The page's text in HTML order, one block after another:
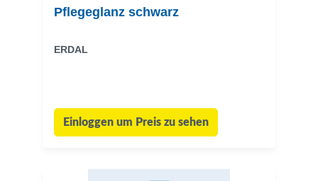
Pflegeglanz schwarz
ERDAL
Einloggen um Preis zu sehen